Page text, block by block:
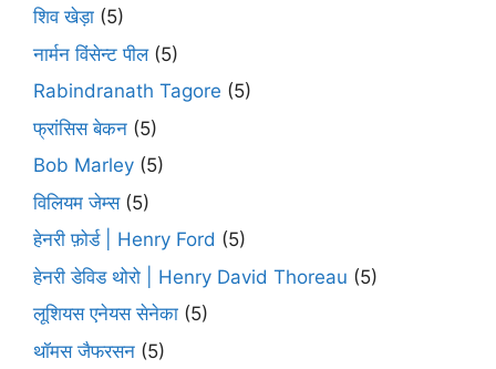
शिव खेड़ा (5)
नार्मन विंसेन्ट पील(5)
Rabindranath Tagore (5)
फ्रांसिस बेकन (5)
Bob Marley (5)
विलियम जेम्स(5)
हेनरी फ़ोर्ड | Henry Ford (5)
हेनरी डेविड थोरो | Henry David Thoreau (5)
लूशियस एनेयस सेनेका (5)
थॉमस जैफरसन (5)